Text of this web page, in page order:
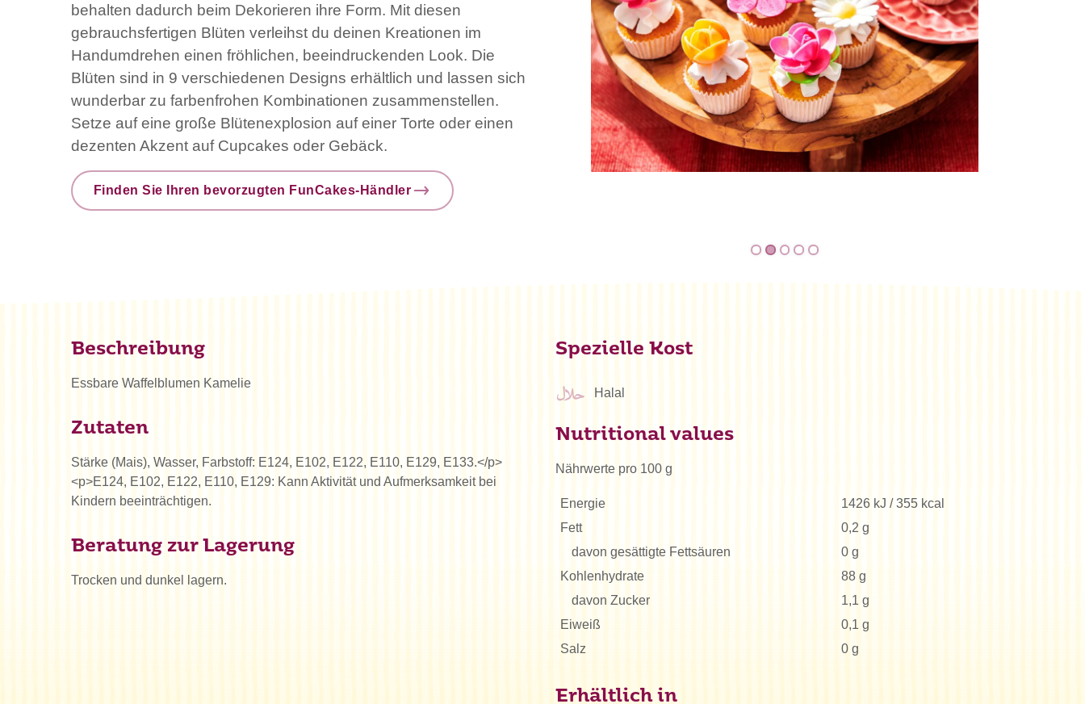
behalten dadurch beim Dekorieren ihre Form. Mit diesen
gebrauchsfertigen Blüten verleihst du deinen Kreationen im
Handumdrehen einen fröhlichen, beeindruckenden Look. Die
Blüten sind in 9 verschiedenen Designs erhältlich und lassen sich
wunderbar zu farbenfrohen Kombinationen zusammenstellen.
Setze auf eine große Blütenexplosion auf einer Torte oder einen
dezenten Akzent auf Cupcakes oder Gebäck.
Finden Sie Ihren bevorzugten FunCakes-Händler
Beschreibung
Essbare Waffelblumen Kamelie
Zutaten
Stärke (Mais), Wasser, Farbstoff: E124, E102, E122, E110, E129, E133.</p>
<p>E124, E102, E122, E110, E129: Kann Aktivität und Aufmerksamkeit bei
Kindern beeinträchtigen.
Beratung zur Lagerung
Trocken und dunkel lagern.
Spezielle Kost
Halal
Nutritional values
Nährwerte pro 100 g
Energie
1426 kJ / 355 kcal
Fett
0,2 g
davon gesättigte Fettsäuren
0 g
Kohlenhydrate
88 g
davon Zucker
1,1 g
Eiweiß
0,1 g
Salz
0 g
Erhältlich in